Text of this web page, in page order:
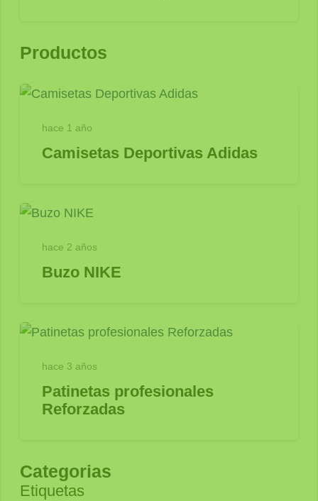
Productos
hace 1 año
Camisetas Deportivas Adidas
hace 2 años
Buzo NIKE
hace 3 años
Patinetas profesionales
Reforzadas
Categorias
Etiquetas